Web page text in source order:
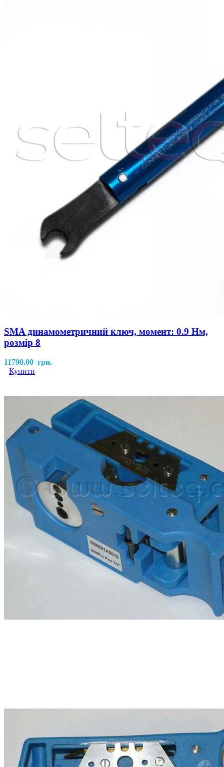
SMA динамометричний ключ, момент: 0.9 Нм,
розмір 8
11790,00 грн.
Купити